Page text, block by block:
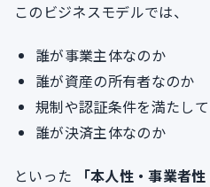
このビジネスモデルでは、
誰が事業主体なのか
誰が資産の所有者なのか
規制や認証条件を満たし
誰が決済主体なのか
といった
「本人性・事業者